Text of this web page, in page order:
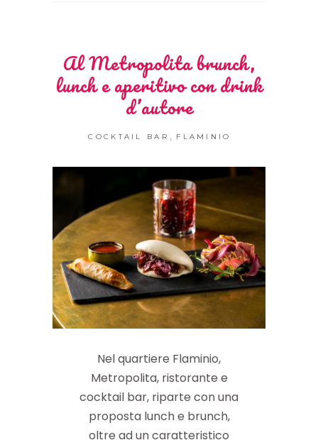
Al Metropolita brunch,
lunch e aperitivo con drink
d’autore
COCKTAIL BAR FLAMINIO
Nel quartiere Flaminio,
Metropolita, ristorante e
cocktail bar, riparte con una
proposta lunch e brunch,
oltre ad un caratteristico